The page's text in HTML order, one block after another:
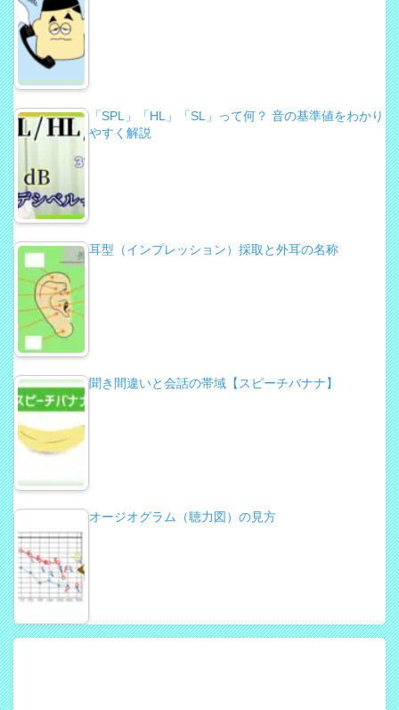
「SPL」「HL」「SL」って何？ 音の基準値をわかり
やすく解説
耳型（インプレッション）採取と外耳の名称
聞き間違いと会話の帯域【スピーチバナナ】
オージオグラム（聴力図）の見方